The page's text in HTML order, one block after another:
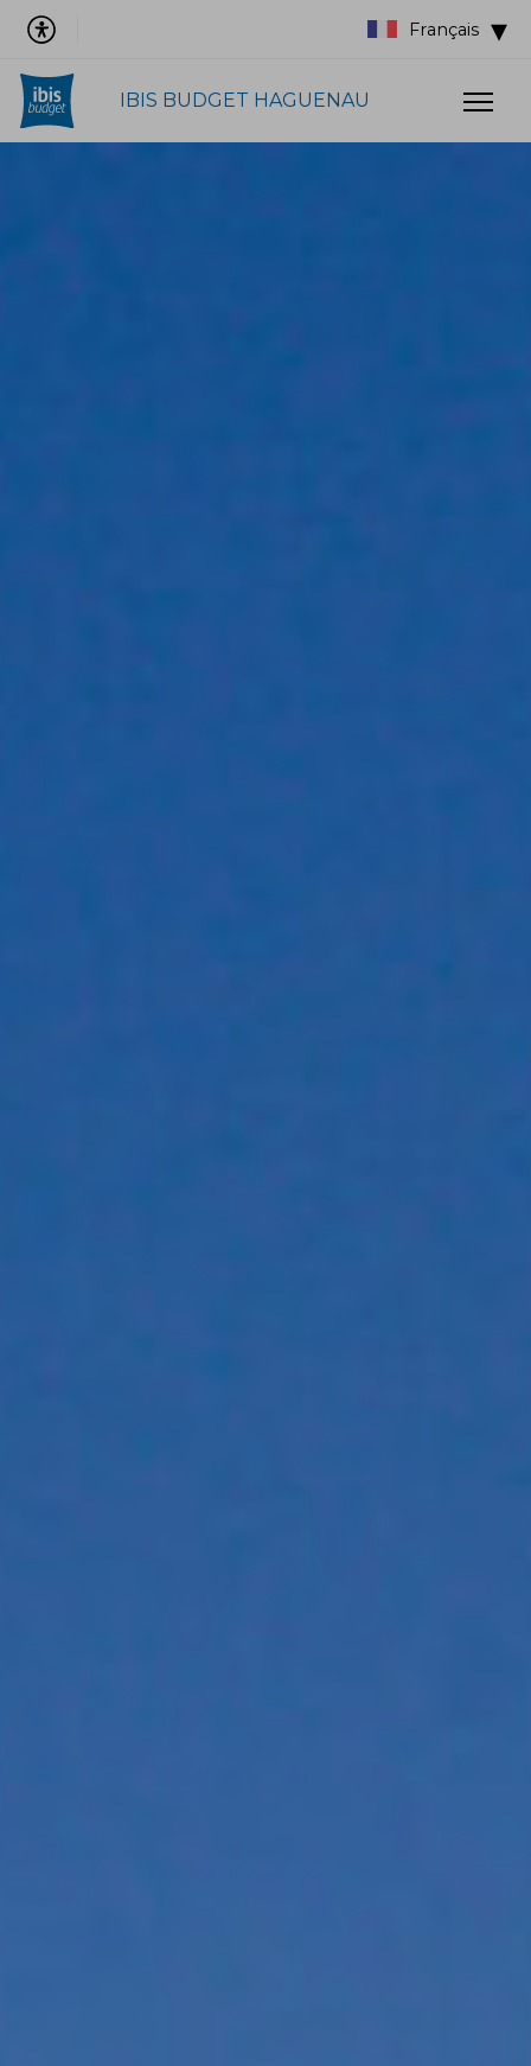
Français
IBIS BUDGET HAGUENAU